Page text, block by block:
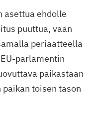
asettua ehdolle
puuttua, vaan
periaatteella
parlamentin
paikastaan
toisen tason